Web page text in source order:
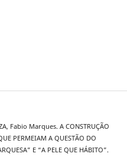
Fabio Marques. A CONSTRUÇÃO
PERMEIAM A QUESTÃO DO
E “A PELE QUE HÁBITO”.